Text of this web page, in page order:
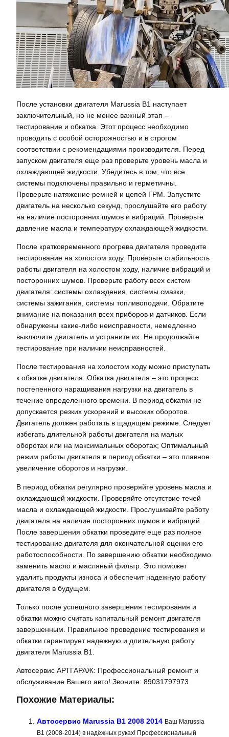
После установки двигателя Marussia B1 наступает
заключительный, но не менее важный этап –
тестирование и обкатка. Этот процесс необходимо
проводить с особой осторожностью и в строгом
соответствии с рекомендациями производителя. Перед
запуском двигателя еще раз проверьте уровень масла и
охлаждающей жидкости. Убедитесь в том, что все
системы подключены правильно и герметичны.
Проверьте натяжение ремней и цепей ГРМ. Запустите
двигатель на несколько секунд, прослушайте его работу
на наличие посторонних шумов и вибраций. Проверьте
давление масла и температуру охлаждающей жидкости.
После кратковременного прогрева двигателя проведите
тестирование на холостом ходу. Проверьте стабильность
работы двигателя на холостом ходу, наличие вибраций и
посторонних шумов. Проверьте работу всех систем
двигателя: системы охлаждения, системы смазки,
системы зажигания, системы топливоподачи. Обратите
внимание на показания всех приборов и датчиков. Если
обнаружены какие-либо неисправности, немедленно
выключите двигатель и устраните их. Не продолжайте
тестирование при наличии неисправностей.
После тестирования на холостом ходу можно приступать
к обкатке двигателя. Обкатка двигателя – это процесс
постепенного наращивания нагрузки на двигатель в
течение определенного времени. В период обкатки не
допускается резких ускорений и высоких оборотов.
Двигатель должен работать в щадящем режиме. Следует
избегать длительной работы двигателя на малых
оборотах или на максимальных оборотах; Оптимальный
режим работы двигателя в период обкатки – это плавное
увеличение оборотов и нагрузки.
В период обкатки регулярно проверяйте уровень масла и
охлаждающей жидкости. Проверяйте отсутствие течей
масла и охлаждающей жидкости. Прослушивайте работу
двигателя на наличие посторонних шумов и вибраций.
После завершения обкатки проведите еще раз полное
тестирование двигателя для окончательной оценки его
работоспособности. По завершению обкатки необходимо
заменить масло и масляный фильтр. Это поможет
удалить продукты износа и обеспечит надежную работу
двигателя в будущем.
Только после успешного завершения тестирования и
обкатки можно считать капитальный ремонт двигателя
завершенным. Правильное проведение тестирования и
обкатки гарантирует надежную и длительную работу
двигателя Marussia B1.
Автосервис АРТГАРАЖ: Профессиональный ремонт и
обслуживание Вашего авто! Звоните: 89031797973
Похожие Материалы:
Автосервис Marussia B1 2008 2014 Ваш Marussia
B1 (2008-2014) в надёжных руках! Профессиональный